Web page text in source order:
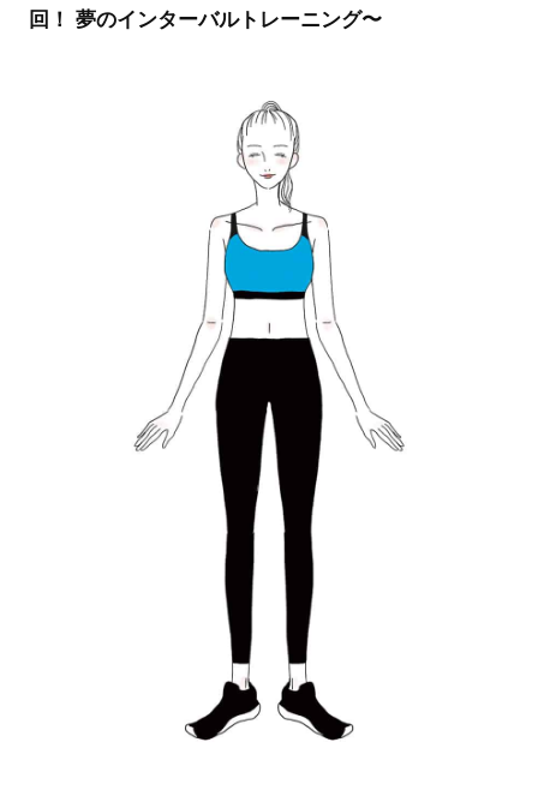
回！ 夢のインターバルトレーニング〜